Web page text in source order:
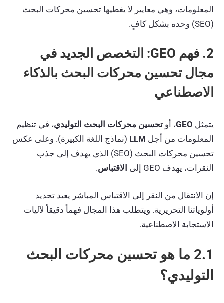
المعلومات، وهي معايير لا يغطيها تحسين محركات البحث
(SEO) وحده بشكل كافٍ.
2. فهم GEO: التخصص الجديد في
مجال تحسين محركات البحث بالذكاء
الاصطناعي
يتمثل GEO، أو تحسين محركات البحث التوليدي، في تنظيم
المعلومات من أجل LLM (نماذج اللغة الكبيرة). وعلى عكس
تحسين محركات البحث (SEO) الذي يهدف إلى جذب
النقرات، يهدف GEO إلى
الاقتباس.
إن الانتقال من النقر إلى الاقتباس المباشر يعيد تحديد
أولوياتنا التحريرية. ويتطلب هذا المجال فهماً دقيقاً لآليات
الاستجابة الاصطناعية.
2.1 ما هو تحسين محركات البحث
التوليدي؟